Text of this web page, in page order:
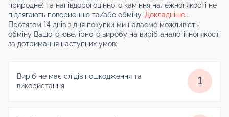
природне) та напівдорогоцінного каміння належної якості не
підлягають поверненню та/або обміну. Докладніше...
Протягом 14 днів з дня покупки ми надаємо можливість
обміну Вашого ювелірного виробу на виріб аналогічної якості
за дотримання наступних умов:
Виріб не має слідів пошкодження та
використання
1